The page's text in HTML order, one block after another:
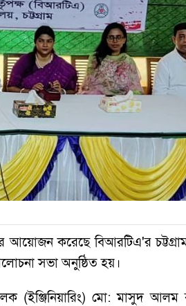
করেছে বিআরটিএ'র চট্টগ্রাম
সভা অনুষ্ঠিত হয়।
(ইঞ্জিনিয়ারিং) মো: মাসুদ